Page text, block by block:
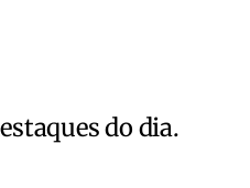
do dia.